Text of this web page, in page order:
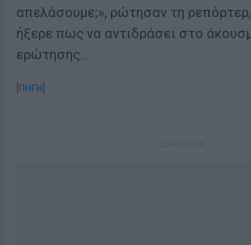
απελάσουμε;», ρώτησαν τη
ήξερε πως να αντιδράσει στο
ερώτησης…
[ΠΗΓΗ]